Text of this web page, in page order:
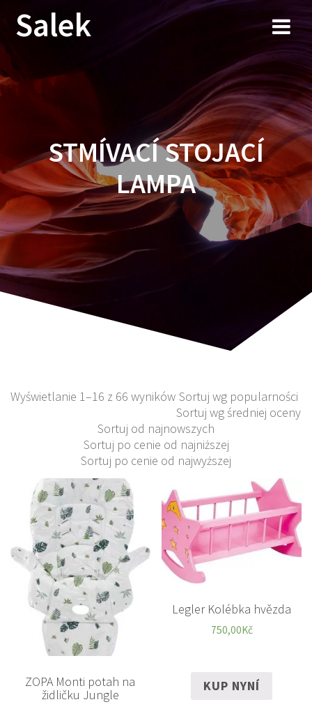
Przejdź
do
Salek
STMÍVACÍ STOJACÍ
LAMPA
Wyświetlanie 1–16 z 66 wyników Sortuj wg popularności
Sortuj wg średniej oceny
Sortuj od najnowszych
Sortuj po cenie od najniższej
Sortuj po cenie od najwyższej
ZOPA Monti potah na
židličku Jungle
Legler Kolébka hvězda
750,00Kč
KUP NYNÍ